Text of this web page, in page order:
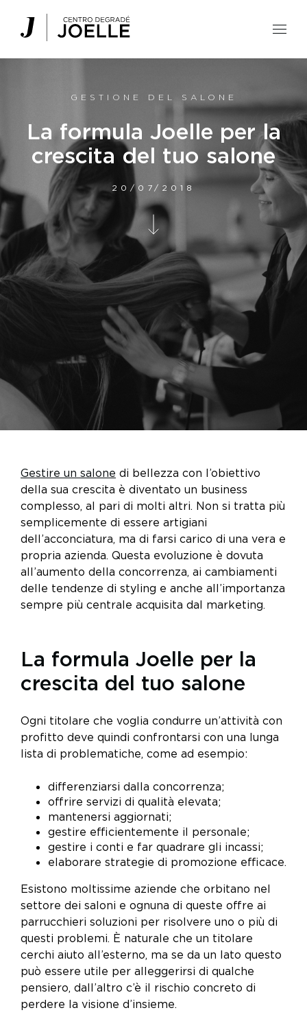
Centro Degradé Joelle Parrucchieri
GESTIONE DEL SALONE
La formula Joelle per la
crescita del tuo salone
20/07/2018
Gestire un salone di bellezza con l’obiettivo
della sua crescita è diventato un business
complesso, al pari di molti altri. Non si tratta più
semplicemente di essere artigiani
dell’acconciatura, ma di farsi carico di una vera e
propria azienda. Questa evoluzione è dovuta
all’aumento della concorrenza, ai cambiamenti
delle tendenze di styling e anche all’importanza
sempre più centrale acquisita dal marketing.
La formula Joelle per la
crescita del tuo salone
Ogni titolare che voglia condurre un’attività con
profitto deve quindi confrontarsi con una lunga
lista di problematiche, come ad esempio:
differenziarsi dalla concorrenza;
offrire servizi di qualità elevata;
mantenersi aggiornati;
gestire efficientemente il personale;
gestire i conti e far quadrare gli incassi;
elaborare strategie di promozione efficace.
Esistono moltissime aziende che orbitano nel
settore dei saloni e ognuna di queste offre ai
parrucchieri soluzioni per risolvere uno o più di
questi problemi. È naturale che un titolare
cerchi aiuto all’esterno, ma se da un lato questo
può essere utile per alleggerirsi di qualche
pensiero, dall’altro c’è il rischio concreto di
perdere la visione d’insieme.